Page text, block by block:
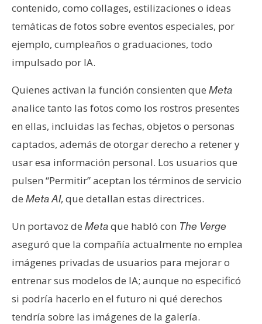
C
o
n
a
o
y
P
u
l
i
i
d
a
contenido, como collages, estilizaciones o ideas
temáticas de fotos sobre eventos especiales, por
ejemplo, cumpleaños o graduaciones, todo
impulsado por IA.
Quienes activan la función consienten que Meta
analice tanto las fotos como los rostros presentes
en ellas, incluidas las fechas, objetos o personas
captados, además de otorgar derecho a retener y
usar esa información personal. Los usuarios que
pulsen “Permitir” aceptan los términos de servicio
de Meta AI, que detallan estas directrices.
Un portavoz de Metaque habló con The Verge
aseguró que la compañía actualmente no emplea
imágenes privadas de usuarios para mejorar o
entrenar sus modelos de IA; aunque no especificó
si podría hacerlo en el futuro ni qué derechos
tendría sobre las imágenes de la galería.